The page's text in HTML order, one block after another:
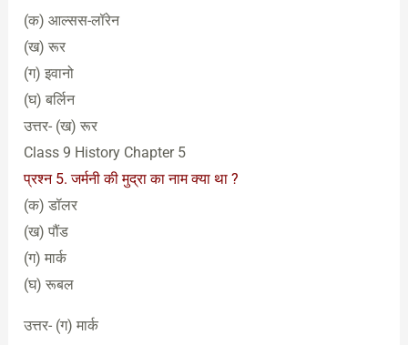
(क) आल्सस-लॉरेन
(ख) रूर
(ग) इवानो
(घ) बर्लिन
उत्तर- (ख) रूर
Class 9 History Chapter 5
प्रश्न 5. जर्मनी की मुद्रा का नाम क्या था ?
(क) डॉलर
(ख) पौंड
(ग) मार्क
(घ) रूबल
उत्तर- (ग) मार्क